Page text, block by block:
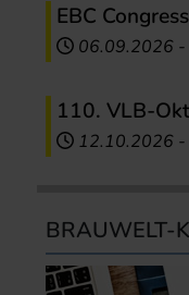
EBC Congress
06.09.2026 -
110. VLB-
12.10.2026 -
BRAUWELT-